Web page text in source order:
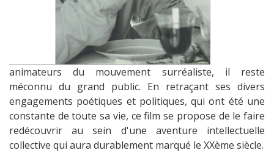
animateurs du mouvement surréaliste, il reste
méconnu du grand public. En retraçant ses divers
engagements poétiques et politiques, qui ont été une
constante de toute sa vie, ce film se propose de le faire
redécouvrir au sein d'une aventure intellectuelle
collective qui aura durablement marqué le XXème siècle.